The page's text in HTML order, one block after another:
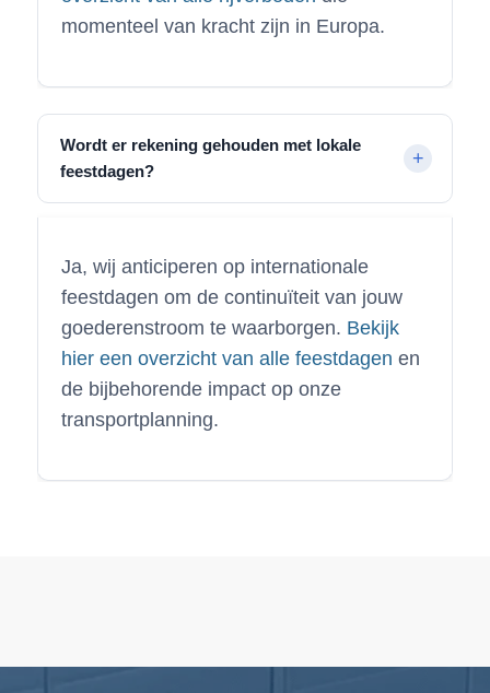
momenteel van kracht zijn in Europa.
Wordt er rekening gehouden met lokale
feestdagen?
Ja, wij anticiperen op internationale
feestdagen om de continuïteit van jouw
goederenstroom te waarborgen. Bekijk
hier een overzicht van alle feestdagen en
de bijbehorende impact op onze
transportplanning.